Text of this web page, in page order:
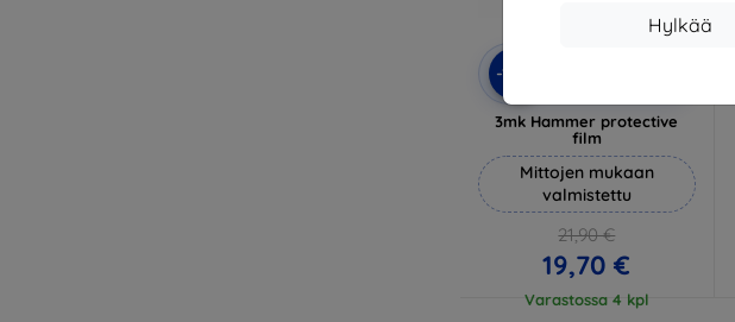
Hylkää
-10%
3mk Hammer protective
film
Mittojen mukaan
valmistettu
21,90 €
19,70 €
Varastossa 4 kpl